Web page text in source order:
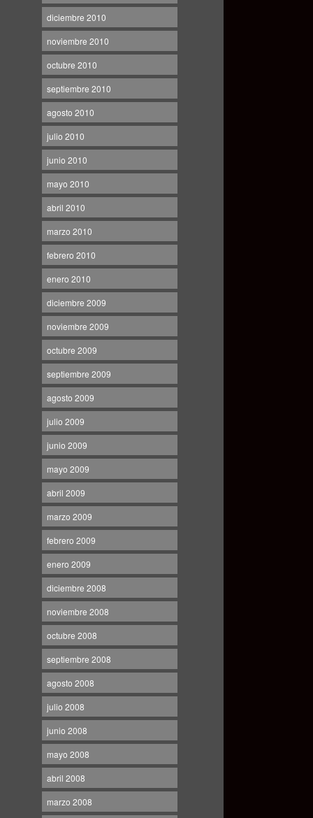
diciembre 2010
noviembre 2010
octubre 2010
septiembre 2010
agosto 2010
julio 2010
junio 2010
mayo 2010
abril 2010
marzo 2010
febrero 2010
enero 2010
diciembre 2009
noviembre 2009
octubre 2009
septiembre 2009
agosto 2009
julio 2009
junio 2009
mayo 2009
abril 2009
marzo 2009
febrero 2009
enero 2009
diciembre 2008
noviembre 2008
octubre 2008
septiembre 2008
agosto 2008
julio 2008
junio 2008
mayo 2008
abril 2008
marzo 2008